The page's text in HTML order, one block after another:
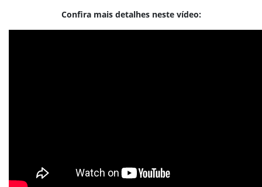
Boleto bancário
Pix
Produtos em ponto de compra
Confira mais detalhes neste vídeo: